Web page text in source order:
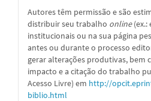
Autores têm permissão e são
distribuir seu trabalho online(ex.:
institucionais ou na sua página
antes ou durante o processo
gerar alterações produtivas, bem
impacto e a citação do trabalho
Acesso Livre) em http://
biblio.html